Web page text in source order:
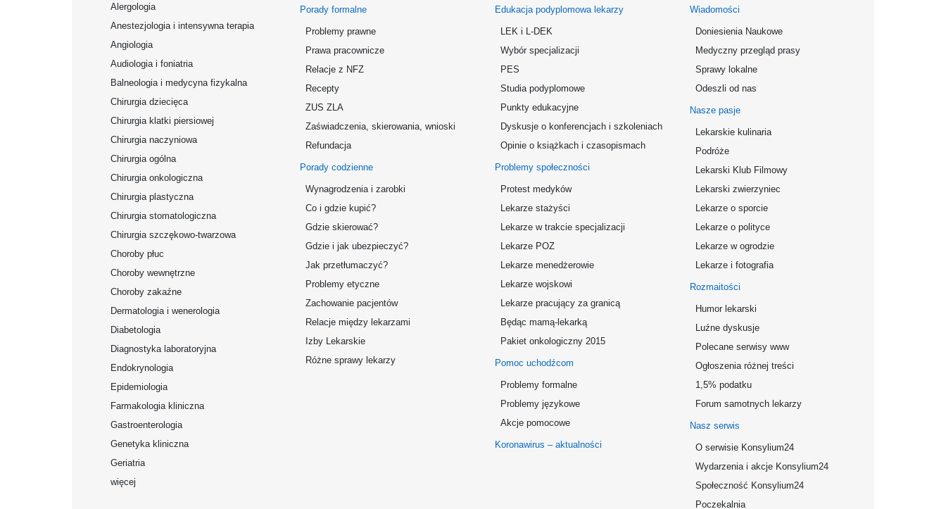
Alergologia
Anestezjologia i intensywna terapia
Angiologia
Audiologia i foniatria
Balneologia i medycyna fizykalna
Chirurgia dziecięca
Chirurgia klatki piersiowej
Chirurgia naczyniowa
Chirurgia ogólna
Chirurgia onkologiczna
Chirurgia plastyczna
Chirurgia stomatologiczna
Chirurgia szczękowo-twarzowa
Choroby płuc
Choroby wewnętrzne
Choroby zakaźne
Dermatologia i wenerologia
Diabetologia
Diagnostyka laboratoryjna
Endokrynologia
Epidemiologia
Farmakologia kliniczna
Gastroenterologia
Genetyka kliniczna
Geriatria
więcej
Porady formalne
Problemy prawne
Prawa pracownicze
Relacje z NFZ
Recepty
ZUS ZLA
Zaświadczenia, skierowania, wnioski
Refundacja
Porady codzienne
Wynagrodzenia i zarobki
Co i gdzie kupić?
Gdzie skierować?
Gdzie i jak ubezpieczyć?
Jak przetłumaczyć?
Problemy etyczne
Zachowanie pacjentów
Relacje między lekarzami
Izby Lekarskie
Różne sprawy lekarzy
Edukacja podyplomowa lekarzy
LEK i L-DEK
Wybór specjalizacji
PES
Studia podyplomowe
Punkty edukacyjne
Dyskusje o konferencjach i szkoleniach
Opinie o książkach i czasopismach
Problemy społeczności
Protest medyków
Lekarze stażyści
Lekarze w trakcie specjalizacji
Lekarze POZ
Lekarze menedżerowie
Lekarze wojskowi
Lekarze pracujący za granicą
Będąc mamą-lekarką
Pakiet onkologiczny 2015
Pomoc uchodźcom
Problemy formalne
Problemy językowe
Akcje pomocowe
Koronawirus – aktualności
Wiadomości
Doniesienia Naukowe
Medyczny przegląd prasy
Sprawy lokalne
Odeszli od nas
Nasze pasje
Lekarskie kulinaria
Podróże
Lekarski Klub Filmowy
Lekarski zwierzyniec
Lekarze o sporcie
Lekarze o polityce
Lekarze w ogrodzie
Lekarze i fotografia
Rozmaitości
Humor lekarski
Luźne dyskusje
Polecane serwisy www
Ogłoszenia różnej treści
1,5% podatku
Forum samotnych lekarzy
Nasz serwis
O serwisie Konsylium24
Wydarzenia i akcje Konsylium24
Społeczność Konsylium24
Poczekalnia